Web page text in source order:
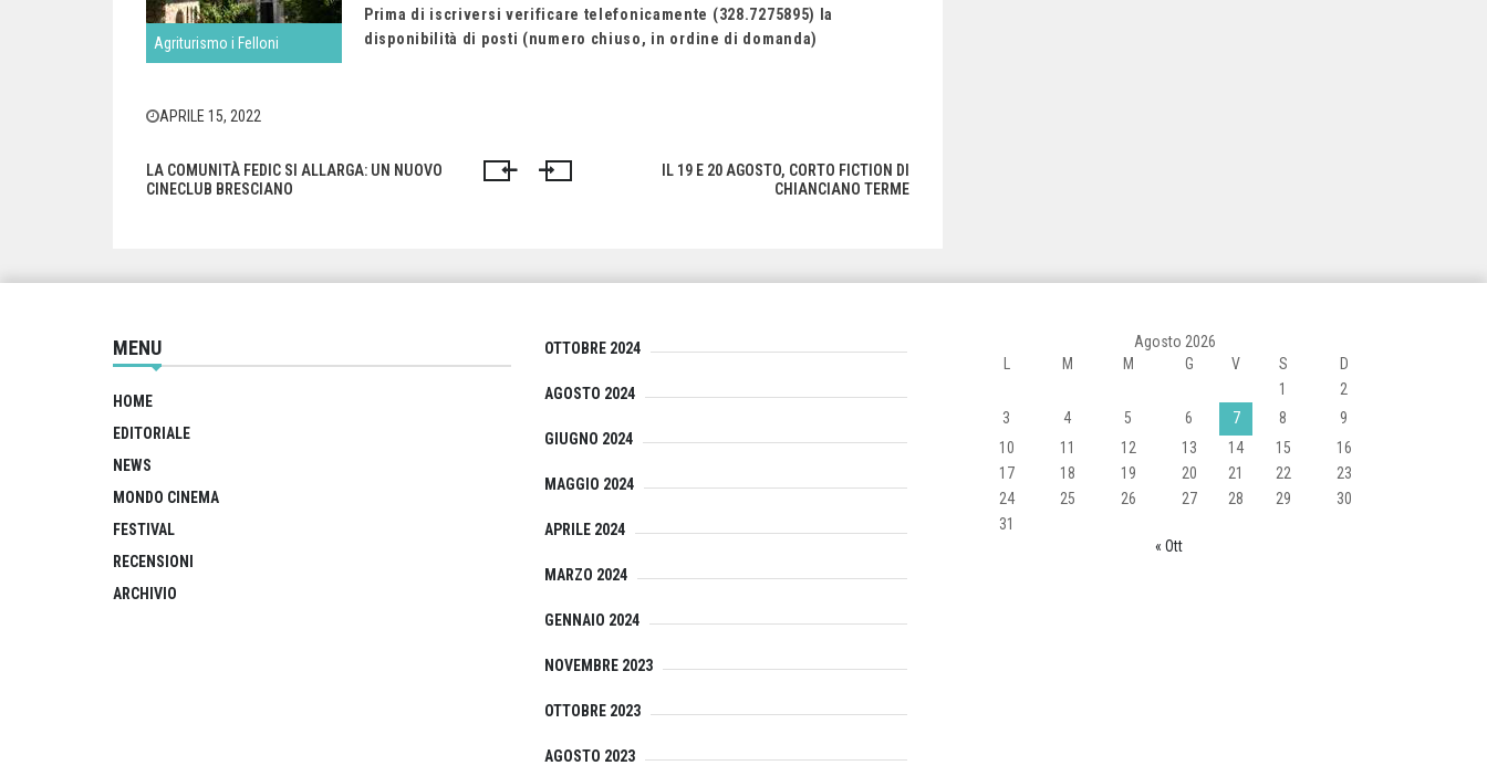
Agriturismo i Felloni
Prima di iscriversi verificare telefonicamente (328.7275895) la
disponibilità di posti (numero chiuso, in ordine di domanda)
APRILE 15, 2022
Navigazione
LA COMUNITÀ FEDIC SI ALLARGA: UN NUOVO
CINECLUB BRESCIANO
IL 19 E 20 AGOSTO, CORTO FICTION DI
CHIANCIANO TERME
MENU
HOME
EDITORIALE
NEWS
MONDO CINEMA
FESTIVAL
RECENSIONI
ARCHIVIO
OTTOBRE 2024
AGOSTO 2024
GIUGNO 2024
MAGGIO 2024
APRILE 2024
MARZO 2024
GENNAIO 2024
NOVEMBRE 2023
OTTOBRE 2023
AGOSTO 2023
Agosto 2026
L
M M G V S
D
1
2
3
4 5 6 7 8
9
10
11 12 13 14 15
16
17
18 19 20 21 22
23
24
25 26 27 28 29
30
31
« Ott